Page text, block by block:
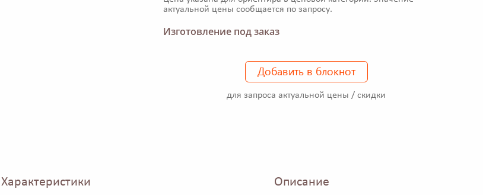
актуальной цены сообщается по запросу.
Изготовление под заказ
Добавить в блокнот
для запроса актуальной цены / скидки
Характеристики Описание